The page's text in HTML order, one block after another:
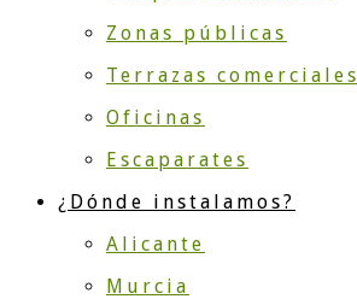
Zonas públicas
Terrazas comerciales
Oficinas
Escaparates
¿Dónde instalamos?
Alicante
Murcia